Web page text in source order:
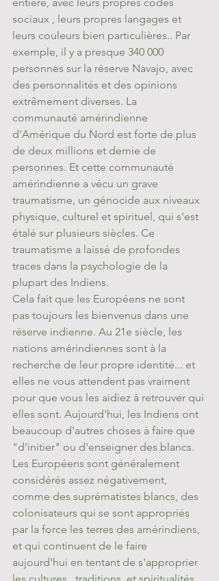
entière, avec leurs propres codes
sociaux , leurs propres langages et
leurs couleurs bien particulières.. Par
exemple, il y a presque 340 000
personnes sur la réserve Navajo, avec
des personnalités et des opinions
extrêmement diverses. La
communauté amérindienne
d'Amérique du Nord est forte de plus
de deux millions et demie de
personnes. Et cette communauté
amérindienne a vécu un grave
traumatisme, un génocide aux niveaux
physique, culturel et spirituel, qui s'est
étalé sur plusieurs siècles. Ce
traumatisme a laissé de profondes
traces dans la psychologie de la
plupart des Indiens.
Cela fait que les Européens ne sont
pas toujours les bienvenus dans une
réserve indienne. Au 21e siècle, les
nations amérindiennes sont à la
recherche de leur propre identité... et
elles ne vous attendent pas vraiment
pour que vous les aidiez à retrouver qui
elles sont. Aujourd'hui, les Indiens ont
beaucoup d'autres choses à faire que
"d'initier" ou d'enseigner des blancs.
Les Européens sont généralement
considérés assez négativement,
comme des suprématistes blancs, des
colonisateurs qui se sont appropriés
par la force les terres des amérindiens,
et qui continuent de le faire
aujourd'hui en tentant de s'approprier